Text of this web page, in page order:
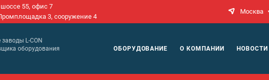
55, офис 7
3, сооружение 4
Москва
L-CON
оборудования
ОБОРУДОВАНИЕ О КОМПАНИИ НОВОСТИ